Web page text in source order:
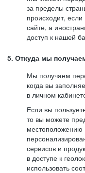
за пределы
происходит,
сайте, а
доступ к нашей
5. Откуда мы
Мы получаем
когда вы
в личном
Если вы
то вы можете
местоположению
сервисов и
в доступе к
использовать